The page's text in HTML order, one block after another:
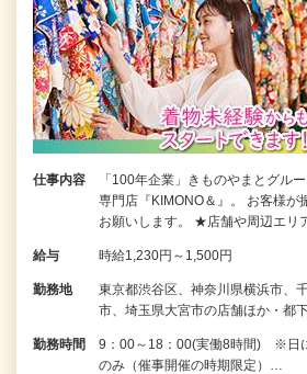
仕事内容
「100年企業」きものやまとグル
専門店『KIMONO＆』。 お客様が
お願いします。 ★店舗や周辺エリ
給与 時給1,230円～1,500円
勤務地
東京都渋谷区、神奈川県横浜市、
市、埼玉県大宮市の店舗ほか・都
勤務時間
9：00～18：00(実働8時間) ※日
のみ（催事開催の時期限定）…